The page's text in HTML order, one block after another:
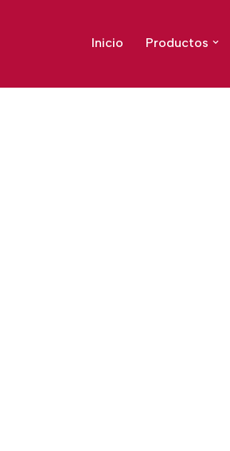
Inicio Productos